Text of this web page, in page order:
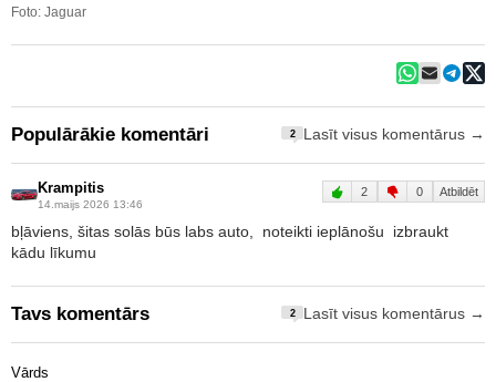
Foto: Jaguar
Populārākie komentāri 2 Lasīt visus komentārus →
Krampitis
14.maijs 2026 13:46
2 0 Atbildēt
bļāviens, šitas solās būs labs auto, noteikti ieplānošu izbraukt
kādu līkumu
Tavs komentārs 2 Lasīt visus komentārus →
Vārds